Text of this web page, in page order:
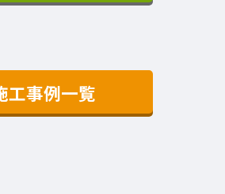
工事例一覧